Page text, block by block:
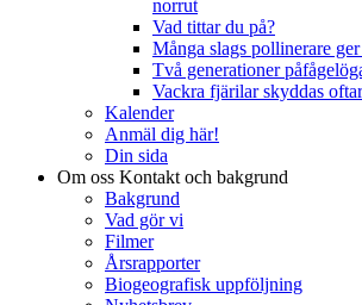
norrut
Vad tittar du på?
Många slags pollinerare
Två generationer
Vackra fjärilar skyddas
Kalender
Anmäl dig här!
Din sida
Om oss Kontakt och bakgrund
Bakgrund
Vad gör vi
Filmer
Årsrapporter
Biogeografisk uppföljning